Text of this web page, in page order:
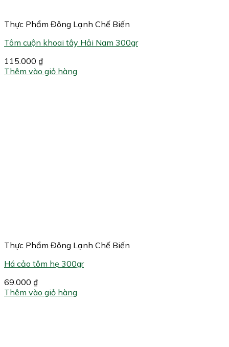
Thực Phẩm Đông Lạnh Chế Biến
Tôm cuộn khoai tây Hải Nam 300gr
115.000 ₫
Thêm vào giỏ hàng
Thực Phẩm Đông Lạnh Chế Biến
Há cảo tôm hẹ 300gr
69.000 ₫
Thêm vào giỏ hàng